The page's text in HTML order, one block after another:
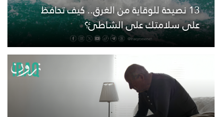
13 نصيحة للوقاية من الغرق.. كيف تحافظ
على سلامتك على الشاطئ؟